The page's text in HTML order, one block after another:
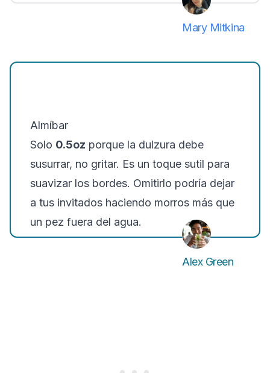
Mary Mitkina
Almíbar
Solo 0.5oz porque la dulzura debe
susurrar, no gritar. Es un toque sutil para
suavizar los bordes. Omitirlo podría dejar
a tus invitados haciendo morros más que
un pez fuera del agua.
Alex Green